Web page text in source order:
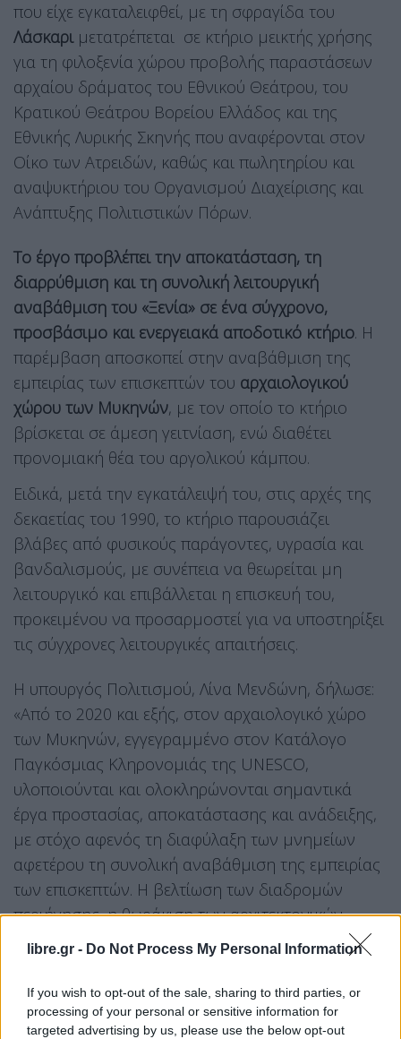
libre.gr - Do Not Process My Personal Information
If you wish to opt-out of the sale, sharing to third parties, or
processing of your personal or sensitive information for
targeted advertising by us, please use the below opt-out
που είχε εγκαταλειφθεί, με τη σφραγίδα του
Λάσκαριμετατρέπεται σε κτήριο μεικτής χρήσης
για τη φιλοξενία χώρου προβολής παραστάσεων
αρχαίου δράματος του Εθνικού Θεάτρου, του
Κρατικού Θεάτρου Βορείου Ελλάδος και της
Εθνικής Λυρικής Σκηνής που αναφέρονται στον
Οίκο των Ατρειδών, καθώς και πωλητηρίου και
αναψυκτήριου του Οργανισμού Διαχείρισης και
Ανάπτυξης Πολιτιστικών Πόρων.
Το έργο προβλέπει την αποκατάσταση, τη
διαρρύθμιση και τη συνολική λειτουργική
αναβάθμιση του «Ξενία» σε ένα σύγχρονο,
προσβάσιμο και ενεργειακά αποδοτικό κτήριο. Η
παρέμβαση αποσκοπεί στην αναβάθμιση της
εμπειρίας των επισκεπτών του αρχαιολογικού
χώρου των Μυκηνών, με τον οποίο το κτήριο
βρίσκεται σε άμεση γειτνίαση, ενώ διαθέτει
προνομιακή θέα του αργολικού κάμπου.
Ειδικά, μετά την εγκατάλειψή του, στις αρχές της
δεκαετίας του 1990, το κτήριο παρουσιάζει
βλάβες από φυσικούς παράγοντες, υγρασία και
βανδαλισμούς, με συνέπεια να θεωρείται μη
λειτουργικό και επιβάλλεται η επισκευή του,
προκειμένου να προσαρμοστεί για να υποστηρίξει
τις σύγχρονες λειτουργικές απαιτήσεις.
Η υπουργός Πολιτισμού, Λίνα Μενδώνη, δήλωσε:
«Από το 2020 και εξής, στον αρχαιολογικό χώρο
των Μυκηνών, εγγεγραμμένο στον Κατάλογο
Παγκόσμιας Κληρονομιάς της UNESCO,
υλοποιούνται και ολοκληρώνονται σημαντικά
έργα προστασίας, αποκατάστασης και ανάδειξης,
με στόχο αφενός τη διαφύλαξη των μνημείων
αφετέρου τη συνολική αναβάθμιση της εμπειρίας
των επισκεπτών. Η βελτίωση των διαδρομών
περιήγησης, η θωράκιση των αρχιτεκτονικών
καταλοίπων έναντι των επιπτώσεων της
προστασίας και συντήρησης και η εγκατάσταση
σύγχρονου συστήματος πυροπροστασίας